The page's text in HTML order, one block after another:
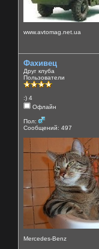
www.avtomag.net.ua
Фахивец
Друг клуба
Пользователи
:) 4
Офлайн
Пол:
Сообщений: 497
Mercedes-Benz